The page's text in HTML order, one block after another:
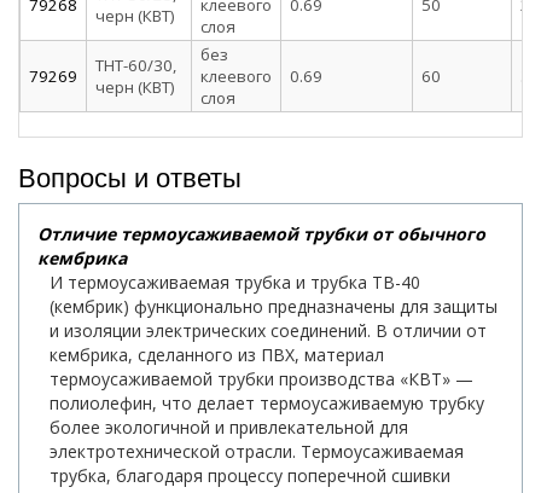
79268
черн (КВТ)
клеевого
слоя
0.69 50 25
79269
ТНТ-60/30,
черн (КВТ)
без
клеевого
слоя
0.69 60
Вопросы и ответы
Отличие термоусаживаемой трубки от обычного
кембрика
И термоусаживаемая трубка и трубка ТВ-40
(кембрик) функционально предназначены для защиты
и изоляции электрических соединений. В отличии от
кембрика, сделанного из ПВХ, материал
термоусаживаемой трубки производства «КВТ» —
полиолефин, что делает термоусаживаемую трубку
более экологичной и привлекательной для
электротехнической отрасли. Термоусаживаемая
трубка, благодаря процессу поперечной сшивки